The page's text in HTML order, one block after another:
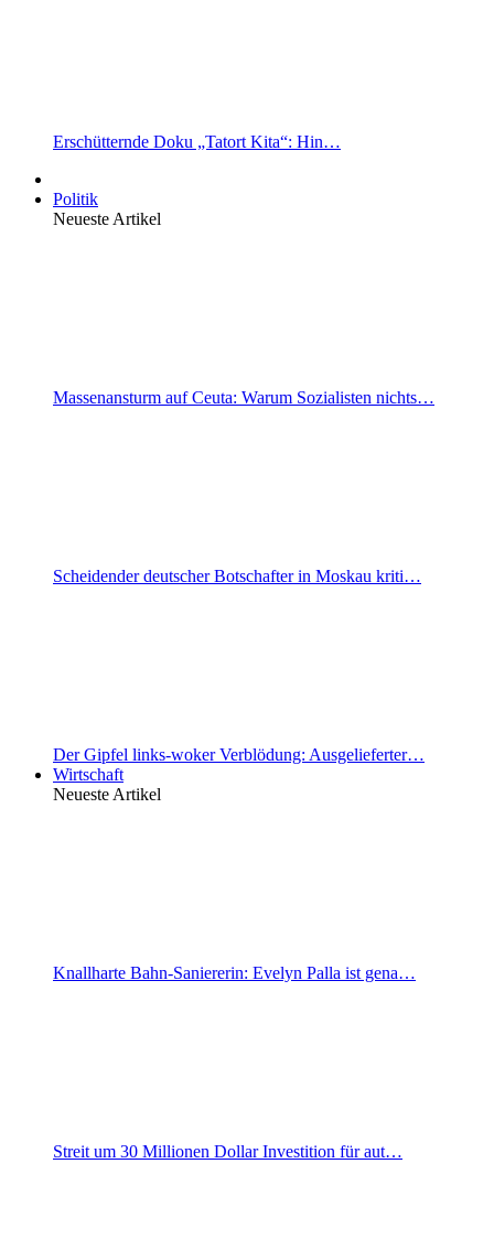
Erschütternde Doku „Tatort Kita“: Hin…
Politik
Neueste Artikel
Massenansturm auf Ceuta: Warum Sozialisten nichts…
Scheidender deutscher Botschafter in Moskau kriti…
Der Gipfel links-woker Verblödung: Ausgelieferter…
Wirtschaft
Neueste Artikel
Knallharte Bahn-Saniererin: Evelyn Palla ist gena…
Streit um 30 Millionen Dollar Investition für aut…